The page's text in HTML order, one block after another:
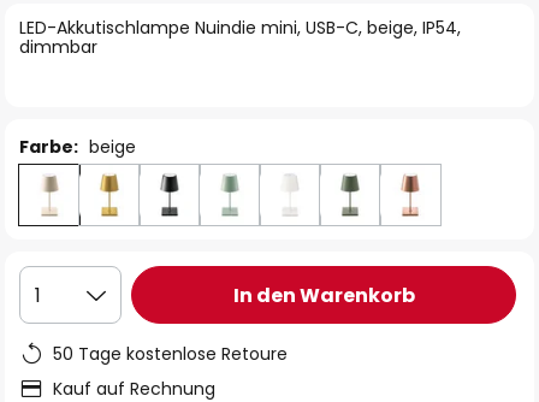
LED-Akkutischlampe Nuindie mini, USB-C, beige, IP54,
dimmbar
Farbe: beige
1 In den Warenkorb
50 Tage kostenlose Retoure
Kauf auf Rechnung